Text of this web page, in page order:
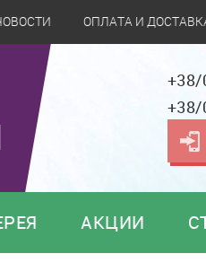
ОПЛАТА И
АКЦИИ